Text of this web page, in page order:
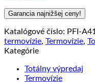
Garancia najnižšej ceny!
Katalógové číslo: PFI-
termovízie, Termovízie,
Kategórie
Totálny výpredaj
Termovízie